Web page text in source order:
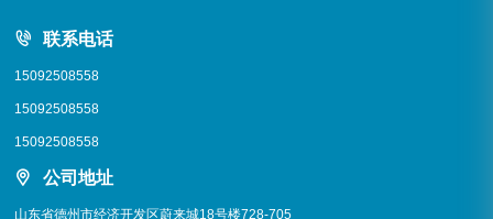
联系电话
15092508558
15092508558
15092508558
公司地址
山东省德州市经济开发区蔚来城18号楼728-705